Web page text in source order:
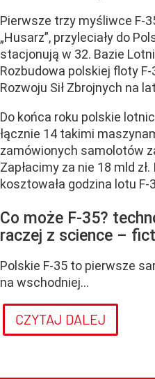
Pierwsze trzy myśliwce F-
„Husarz”, przyleciały do
stacjonują w 32. Bazie
Rozbudowa polskiej floty
Rozwoju Sił Zbrojnych na
Do końca roku polskie
łącznie 14 takimi
zamówionych samolotów
Zapłacimy za nie 18 mld
kosztowała godzina lotu F-
Co może F-35?
raczej z science –
Polskie F-35 to pierwsze
na wschodniej...
CZYTAJ DALEJ